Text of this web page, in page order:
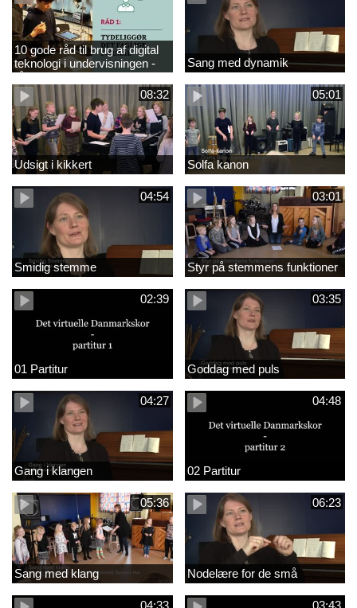
10 gode råd til brug af digital
teknologi i undervisningen -
råd 1
Sang med dynamik
08:32
Udsigt i kikkert
05:01
Solfa kanon
04:54
Smidig stemme
03:01
Styr på stemmens funktioner
02:39
01 Partitur
03:35
Goddag med puls
04:27
Gang i klangen
04:48
02 Partitur
05:36
Sang med klang
06:23
Nodelære for de små
04:33 03:43